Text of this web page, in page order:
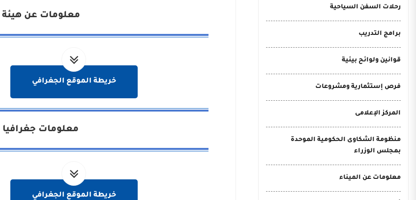
رحلات السفن السياحية
برامج التدريب
قوانين ولوائح بيئية
فرص إستثمارية ومشروعات
المركز الإعلامى
منظومة الشكاوى الحكومية الموحدة
بمجلس الوزراء
معلومات عن الميناء
معلومات عن هيئة
خريطة الموقع الجغرافي
معلومات جغرافيا
خريطة الموقع الجغرافي